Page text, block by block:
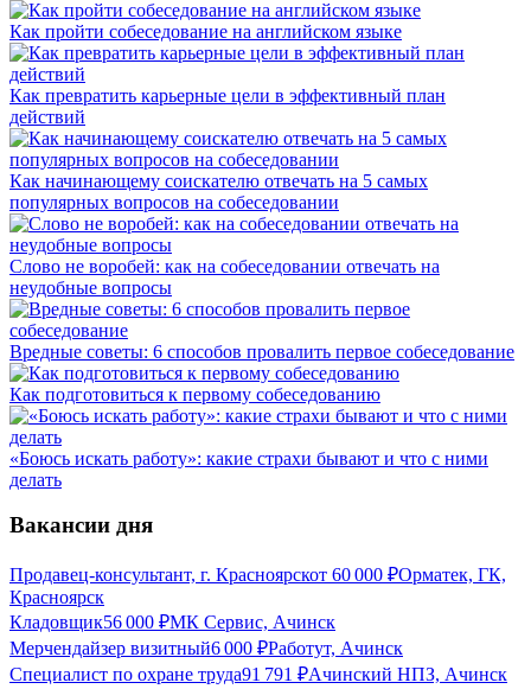
Как пройти собеседование на английском языке
Как превратить карьерные цели в эффективный план
действий
Как начинающему соискателю отвечать на 5 самых
популярных вопросов на собеседовании
Слово не воробей: как на собеседовании отвечать на
неудобные вопросы
Вредные советы: 6 способов провалить первое собеседование
Как подготовиться к первому собеседованию
«Боюсь искать работу»: какие страхи бывают и что с ними
делать
Вакансии дня
Продавец-консультант, г. Красноярскот 60 000 ₽Орматек, ГК,
Красноярск
Кладовщик56 000 ₽МК Сервис, Ачинск
Мерчендайзер визитный6 000 ₽Работут, Ачинск
Специалист по охране труда91 791 ₽Ачинский НПЗ, Ачинск